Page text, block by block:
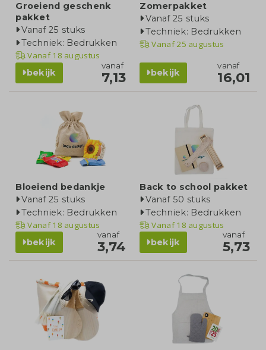
Groeiend geschenk
pakket
Vanaf 25 stuks
Techniek: Bedrukken
Vanaf18 augustus
bekijk
vanaf
7,13
Zomerpakket
Vanaf 25 stuks
Techniek: Bedrukken
Vanaf25 augustus
bekijk
vanaf
16,01
Bloeiend bedankje
Vanaf 25 stuks
Techniek: Bedrukken
Vanaf18 augustus
bekijk
vanaf
3,74
Back to school pakket
Vanaf 50 stuks
Techniek: Bedrukken
Vanaf18 augustus
bekijk
vanaf
5,73